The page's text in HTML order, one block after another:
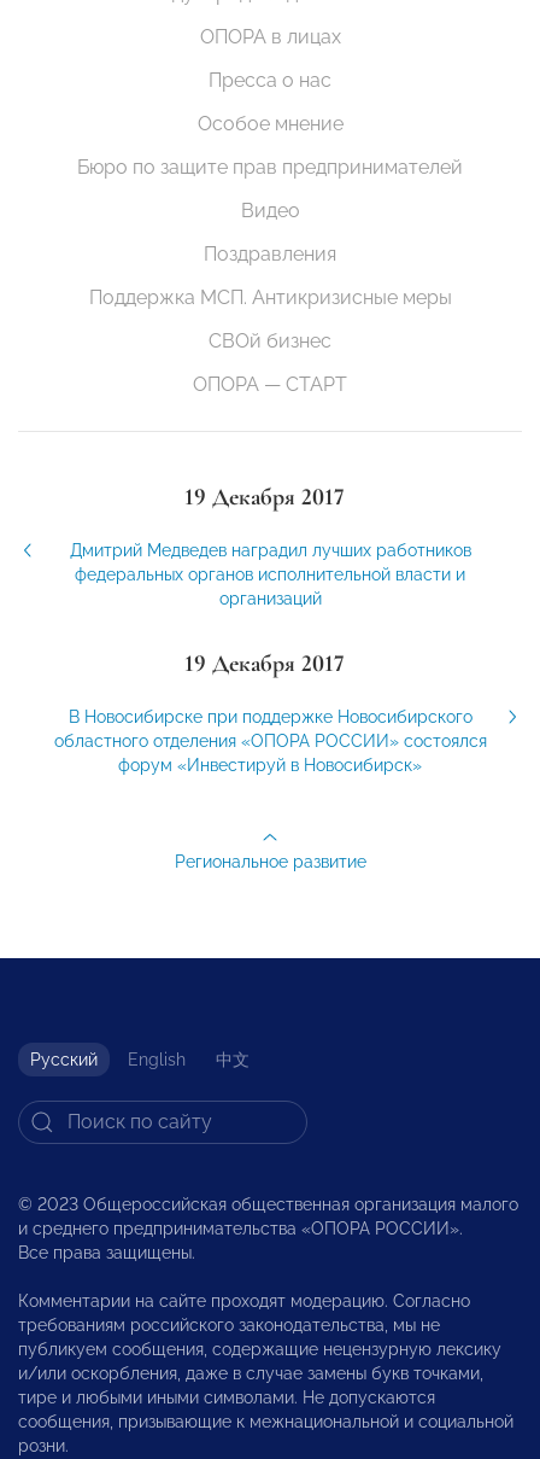
ОПОРА в лицах
Пресса о нас
Особое мнение
Бюро по защите прав предпринимателей
Видео
Поздравления
Поддержка МСП. Антикризисные меры
СВОй бизнес
ОПОРА — СТАРТ
19 Декабря 2017
Дмитрий Медведев наградил лучших работников
федеральных органов исполнительной власти и
организаций
19 Декабря 2017
В Новосибирске при поддержке Новосибирского
областного отделения «ОПОРА РОССИИ» состоялся
форум «Инвестируй в Новосибирск»
Региональное развитие
Русский English 中文
© 2023 Общероссийская общественная организация малого
и среднего предпринимательства «ОПОРА РОССИИ».
Все права защищены.
Комментарии на сайте проходят модерацию. Согласно
требованиям российского законодательства, мы не
публикуем сообщения, содержащие нецензурную лексику
и/или оскорбления, даже в случае замены букв точками,
тире и любыми иными символами. Не допускаются
сообщения, призывающие к межнациональной и социальной
розни.